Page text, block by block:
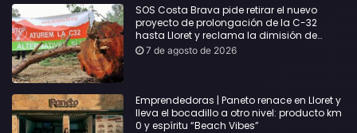
SOS Costa Brava pide retirar el nuevo
proyecto de prolongación de la C-32
hasta Lloret y reclama la dimisión de
Sílvia Paneque
7 de agosto de 2026
Emprendedoras | Paneto renace en Lloret y
lleva el bocadillo a otro nivel: producto km
0 y espíritu “Beach Vibes”